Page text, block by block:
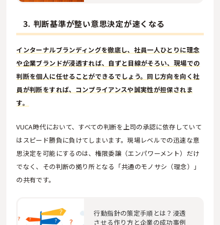
3. 判断基準が整い意思決定が速くなる
インターナルブランディングを徹底し、社員一人ひとりに理念
や企業ブランドが浸透すれば、自ずと目線がそろい、現場での
判断を個人に任せることができるでしょう。同じ方向を向く社
員が判断をすれば、コンプライアンスや誠実性が担保されま
す。
VUCA時代において、すべての判断を上司の承認に依存していて
はスピード勝負に負けてしまいます。現場レベルでの迅速な意
思決定を可能にするのは、権限委譲（エンパワーメント）だけ
でなく、その判断の拠り所となる「共通のモノサシ（理念）」
の共有です。
行動指針の策定手順とは？浸透
させる作り方と企業の成功事例